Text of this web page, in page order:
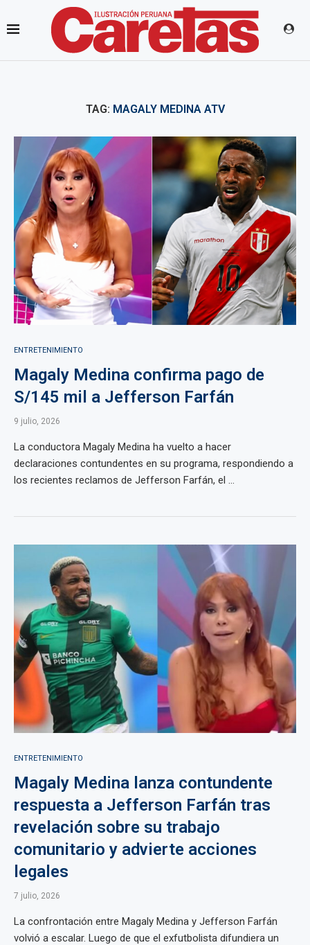
TAG: MAGALY MEDINA ATV
ENTRETENIMIENTO
Magaly Medina confirma pago de
S/145 mil a Jefferson Farfán
9 julio, 2026
La conductora Magaly Medina ha vuelto a hacer
declaraciones contundentes en su programa, respondiendo a
los recientes reclamos de Jefferson Farfán, el ...
ENTRETENIMIENTO
Magaly Medina lanza contundente
respuesta a Jefferson Farfán tras
revelación sobre su trabajo
comunitario y advierte acciones
legales
7 julio, 2026
La confrontación entre Magaly Medina y Jefferson Farfán
volvió a escalar. Luego de que el exfutbolista difundiera un